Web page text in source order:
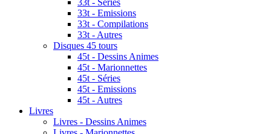
33t - Emissions
33t - Compilations
33t - Autres
Disques 45 tours
45t - Dessins Animes
45t - Marionnettes
45t - Séries
45t - Emissions
45t - Autres
Livres
Livres - Dessins Animes